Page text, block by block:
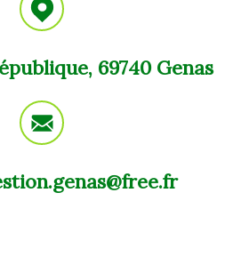
69740 Genas